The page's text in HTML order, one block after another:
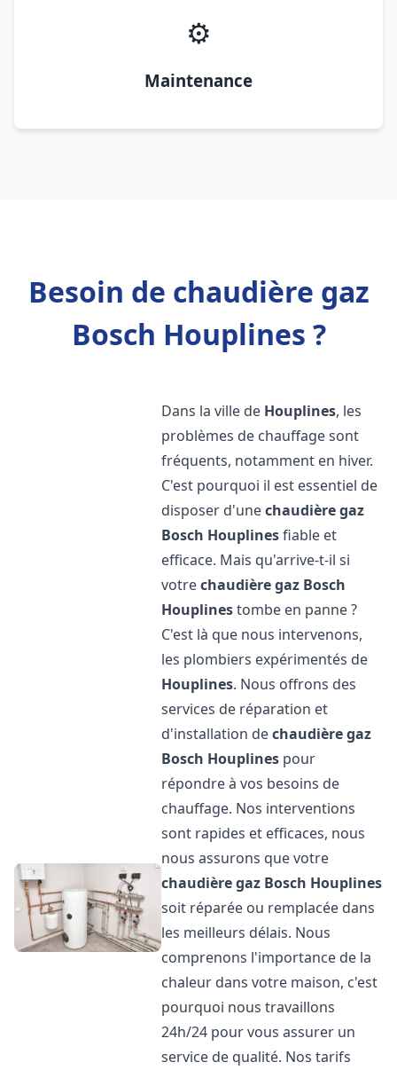
⚙️
Maintenance
Besoin de chaudière gaz
Bosch Houplines ?
Dans la ville de Houplines, les
problèmes de chauffage sont
fréquents, notamment en hiver.
C'est pourquoi il est essentiel de
disposer d'unechaudière gaz
Bosch Houplinesfiable et
efficace. Mais qu'arrive-t-il si
votrechaudière gaz Bosch
Houplinestombe en panne ?
C'est là que nous intervenons,
les plombiers expérimentés de
Houplines. Nous offrons des
services de réparation et
d'installation dechaudière gaz
Bosch Houplines pour
répondre à vos besoins de
chauffage. Nos interventions
sont rapides et efficaces, nous
nous assurons que votre
chaudière gaz Bosch Houplines
soit réparée ou remplacée dans
les meilleurs délais. Nous
comprenons l'importance de la
chaleur dans votre maison, c'est
pourquoi nous travaillons
24h/24 pour vous assurer un
service de qualité. Nos tarifs